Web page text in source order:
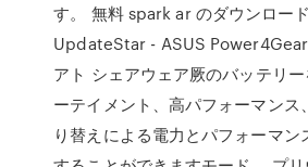
す。 無料 spark ar のダウンロー
UpdateStar - ASUS
アト シェアウェア厥のバッテリ
ーテイメント、高パフォーマンス
り替えによる電力とパフォーマン